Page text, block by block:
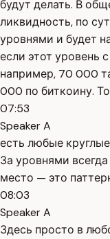
будут делать. В
ликвидность, по
уровнями и будет
если этот уровень
например, 70 000
000 по биткоину. То
07:53
Speaker A
есть любые
За уровнями
место — это
08:03
Speaker A
Здесь просто в